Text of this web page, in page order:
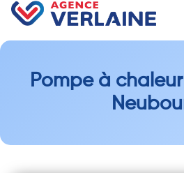
Pompe à